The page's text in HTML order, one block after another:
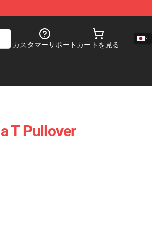
カスタマーサポート カートを見る
T Pullover